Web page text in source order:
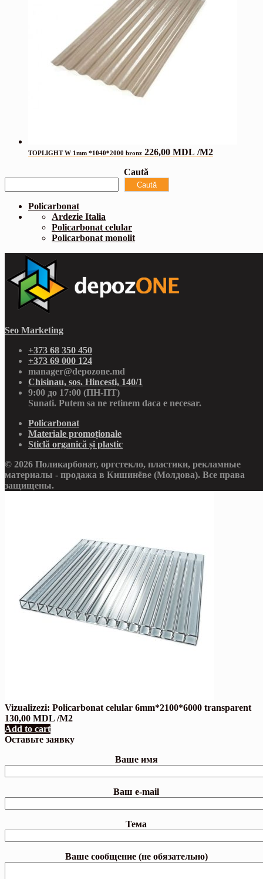
TOPLIGHT W 1mm *1040*2000 bronz 226,00 MDL /M2
Caută
Caută
Policarbonat
Ardezie Italia
Policarbonat celular
Policarbonat monolit
Seo Marketing
+373 68 350 450
+373 69 000 124
manager@depozone.md
Chisinau, sos. Hincesti, 140/1
9:00 до 17:00 (ПН-ПТ)
Sunati. Putem sa ne retinem daca e necesar.
Policarbonat
Materiale promoționale
Sticlă organică și plastic
© 2026 Поликарбонат, оргстекло, пластики, рекламные
материалы - продажа в Кишинёве (Молдова). Все права
защищены.
Vizualizezi: Policarbonat celular 6mm*2100*6000 transparent
130,00 MDL /M2
Add to cart
Оставьте заявку
Ваше имя
Ваш e-mail
Тема
Ваше сообщение (не обязательно)